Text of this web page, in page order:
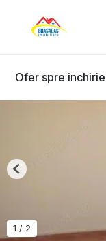
Ofer spre
1 / 2
Previous